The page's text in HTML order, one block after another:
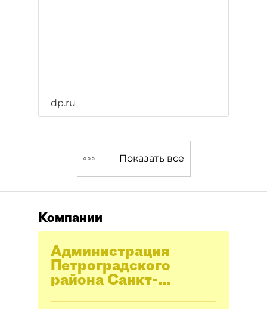
dp.ru
Показать все
Компании
Администрация
Петроградского
района Санкт-